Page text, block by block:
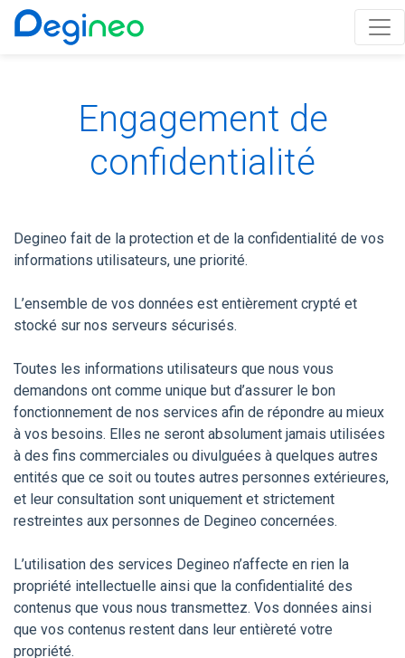
Engagement de
confidentialité
Degineo fait de la protection et de la confidentialité de vos
informations utilisateurs, une priorité.
L’ensemble de vos données est entièrement crypté et
stocké sur nos serveurs sécurisés.
Toutes les informations utilisateurs que nous vous
demandons ont comme unique but d’assurer le bon
fonctionnement de nos services afin de répondre au mieux
à vos besoins. Elles ne seront absolument jamais utilisées
à des fins commerciales ou divulguées à quelques autres
entités que ce soit ou toutes autres personnes extérieures,
et leur consultation sont uniquement et strictement
restreintes aux personnes de Degineo concernées.
L’utilisation des services Degineo n’affecte en rien la
propriété intellectuelle ainsi que la confidentialité des
contenus que vous nous transmettez. Vos données ainsi
que vos contenus restent dans leur entièreté votre
propriété.